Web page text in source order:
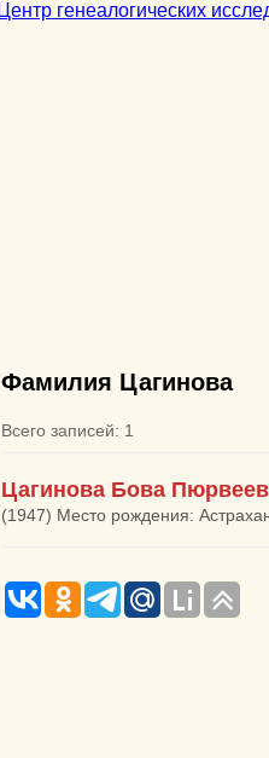
Фамилия Цагинова
Всего записей: 1
Цагинова Бова
(1947) Место рождения: